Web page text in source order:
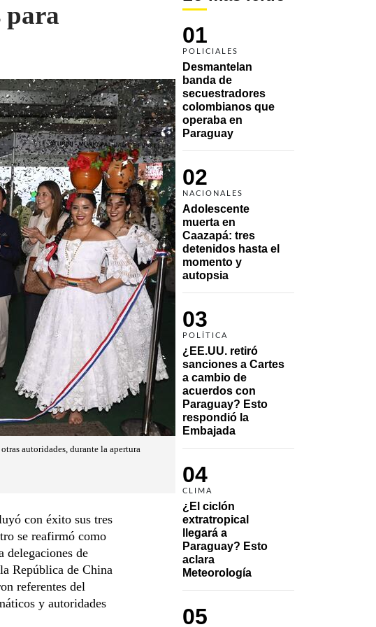
01
POLICIALES
Desmantelan
banda de
secuestradores
colombianos que
operaba en
Paraguay
02
NACIONALES
Adolescente
muerta en
Caazapá: tres
detenidos hasta el
momento y
autopsia
03
POLÍTICA
¿EE.UU. retiró
sanciones a Cartes
a cambio de
acuerdos con
Paraguay? Esto
respondió la
Embajada
04
CLIMA
¿El ciclón
extratropical
llegará a
Paraguay? Esto
aclara
Meteorología
05
para
autoridades, durante la apertura
con éxito sus tres
se reafirmó como
delegaciones de
República de China
referentes del
y autoridades